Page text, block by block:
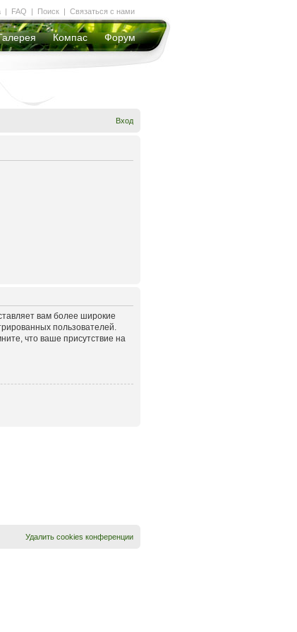
Компас Форум
| FAQ | Поиск | Связаться с нами
Вход
вам более широкие
пользователей.
что ваше присутствие на
Удалить cookies конференции